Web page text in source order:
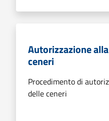
Autorizzazione
ceneri
Procedimento di
delle ceneri